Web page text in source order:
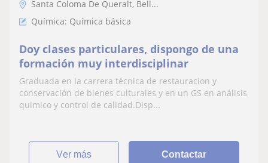
Santa Coloma De Queralt, Bell...
Química: Química básica
Doy clases particulares, dispongo de una
formación muy interdisciplinar
Graduada en la carrera técnica de restauracion y
conservación de bienes culturales y en un GS en análisis
quimico y control de calidad.Disp...
ver más Contactar